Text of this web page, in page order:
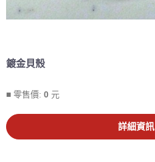
鍍金貝殼
■ 零售價: 0 元
詳細資訊